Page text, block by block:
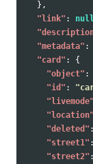
},
"link" :
"metadata" :
"card" :
{
"object" :
"id" :
"livemode"
"location"
"deleted" :
"street1" :
"street2" :